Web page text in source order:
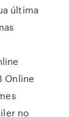
última
Online
no